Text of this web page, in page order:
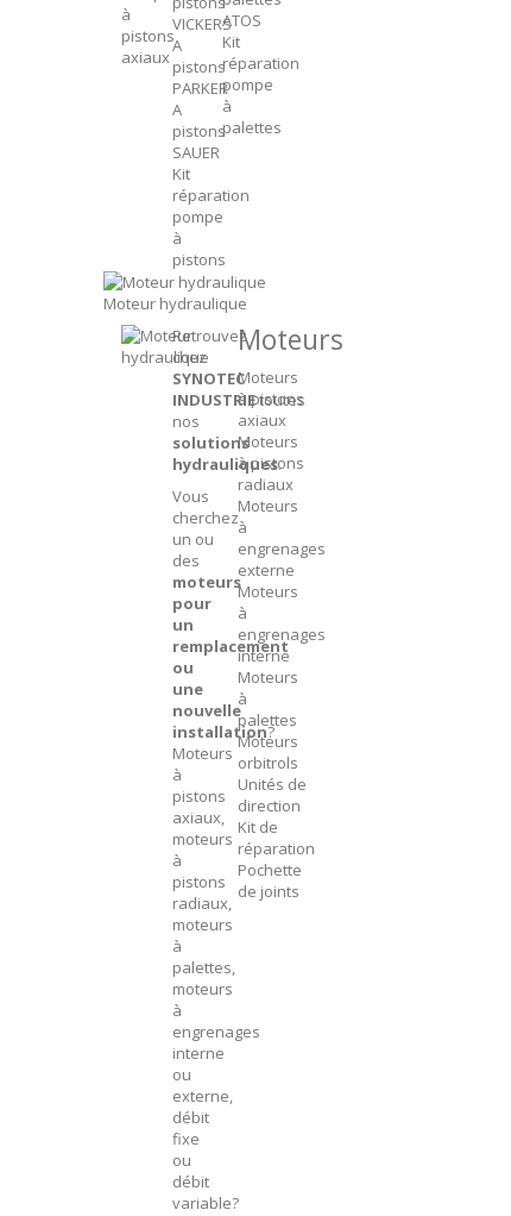
à
pistons
axiaux
VICKERS
A
pistons
PARKER
A
pistons
SAUER
Kit
réparation
pompe
à
pistons
ATOS
Kit
réparation
pompe
à
palettes
Moteur hydraulique
Retrouvez
chez
SYNOTEC
INDUSTRIEtoutes
nos
solutions
hydrauliques.
Vous
cherchez
un ou
des
moteurs
pour
un
remplacement
ou
une
nouvelle
installation?
Moteurs
à
pistons
axiaux,
moteurs
à
pistons
radiaux,
moteurs
à
palettes,
moteurs
à
engrenages
interne
ou
externe,
débit
fixe
ou
débit
variable?
Moteurs
Moteurs
à pistons
axiaux
Moteurs
à pistons
radiaux
Moteurs
à
engrenages
externe
Moteurs
à
engrenages
interne
Moteurs
à
palettes
Moteurs
orbitrols
Unités de
direction
Kit de
réparation
Pochette
de joints